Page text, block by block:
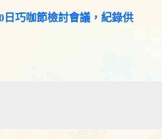
日巧咖節檢討會議，紀錄供